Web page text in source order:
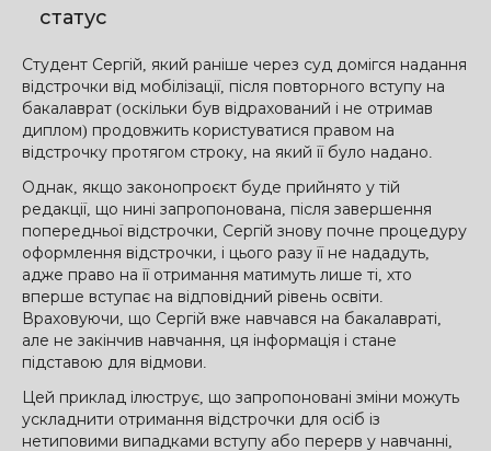
статус
Студент Сергій, який раніше через суд домігся надання
відстрочки від мобілізації, після повторного вступу на
бакалаврат (оскільки був відрахований і не отримав
диплом) продовжить користуватися правом на
відстрочку протягом строку, на який її було надано.
Однак, якщо законопроєкт буде прийнято у тій
редакції, що нині запропонована, після завершення
попередньої відстрочки, Сергій знову почне процедуру
оформлення відстрочки, і цього разу її не нададуть,
адже право на її отримання матимуть лише ті, хто
вперше вступає на відповідний рівень освіти.
Враховуючи, що Сергій вже навчався на бакалавраті,
але не закінчив навчання, ця інформація і стане
підставою для відмови.
Цей приклад ілюструє, що запропоновані зміни можуть
ускладнити отримання відстрочки для осіб із
нетиповими випадками вступу або перерв у навчанні,